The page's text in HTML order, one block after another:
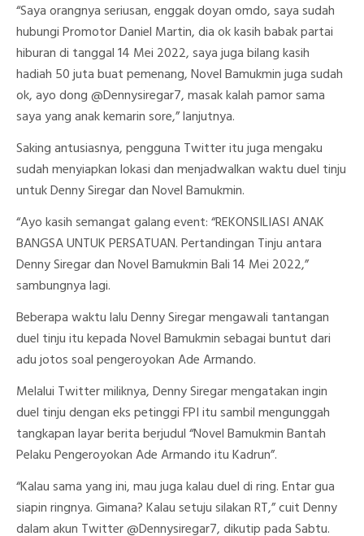
“Saya orangnya seriusan, enggak doyan omdo, saya sudah
hubungi Promotor Daniel Martin, dia ok kasih babak partai
hiburan di tanggal 14 Mei 2022, saya juga bilang kasih
hadiah 50 juta buat pemenang, Novel Bamukmin juga sudah
ok, ayo dong @Dennysiregar7, masak kalah pamor sama
saya yang anak kemarin sore,” lanjutnya.
Saking antusiasnya, pengguna Twitter itu juga mengaku
sudah menyiapkan lokasi dan menjadwalkan waktu duel tinju
untuk Denny Siregar dan Novel Bamukmin.
“Ayo kasih semangat galang event: “REKONSILIASI ANAK
BANGSA UNTUK PERSATUAN. Pertandingan Tinju antara
Denny Siregar dan Novel Bamukmin Bali 14 Mei 2022,”
sambungnya lagi.
Beberapa waktu lalu Denny Siregar mengawali tantangan
duel tinju itu kepada Novel Bamukmin sebagai buntut dari
adu jotos soal pengeroyokan Ade Armando.
Melalui Twitter miliknya, Denny Siregar mengatakan ingin
duel tinju dengan eks petinggi FPI itu sambil mengunggah
tangkapan layar berita berjudul “Novel Bamukmin Bantah
Pelaku Pengeroyokan Ade Armando itu Kadrun”.
“Kalau sama yang ini, mau juga kalau duel di ring. Entar gua
siapin ringnya. Gimana? Kalau setuju silakan RT,” cuit Denny
dalam akun Twitter @Dennysiregar7, dikutip pada Sabtu.